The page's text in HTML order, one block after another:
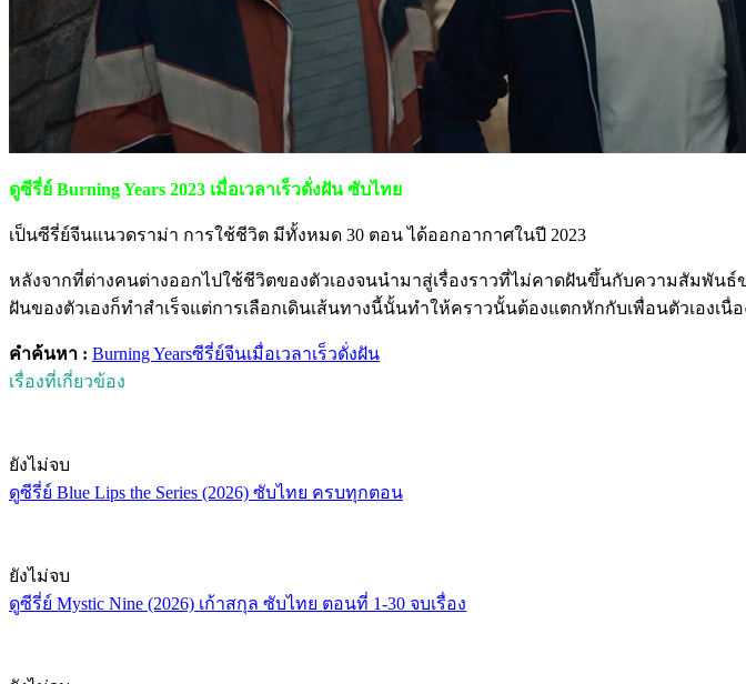
ดูซีรี่ย์ Burning Years 2023 เมื่อเวลาเร็วดั่งฝัน ซับไทย
เป็นซีรี่ย์จีนแนวดราม่า การใช้ชีวิต มีทั้งหมด 30 ตอน ได้ออกอากาศในปี 2023
หลังจากที่ต่างคนต่างออกไปใช้ชีวิตของตัวเองจนนำมาสู่เรื่องราวที่ไม่คาดฝันขึ้นกับความสัมพัน
ฝันของตัวเองก็ทำสำเร็จแต่การเลือกเดินเส้นทางนี้นั้นทำให้คราวนั้นต้องแตกหักกับเพื่อนตัวเองเนื่
คำค้นหา : Burning Yearsซีรี่ย์จีนเมื่อเวลาเร็วดั่งฝัน
เรื่องที่เกี่ยวข้อง
ยังไม่จบ
ดูซีรี่ย์ Blue Lips the Series (2026) ซับไทย ครบทุกตอน
ยังไม่จบ
ดูซีรี่ย์ Mystic Nine (2026) เก้าสกุล ซับไทย ตอนที่ 1-30 จบเรื่อง